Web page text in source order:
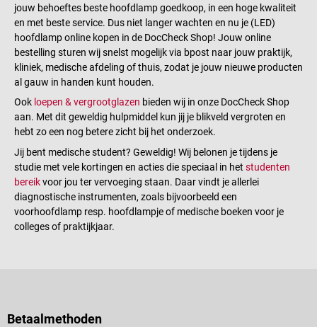
jouw behoeftes beste hoofdlamp goedkoop, in een hoge kwaliteit
en met beste service. Dus niet langer wachten en nu je (LED)
hoofdlamp online kopen in de DocCheck Shop! Jouw online
bestelling sturen wij snelst mogelijk via bpost naar jouw praktijk,
kliniek, medische afdeling of thuis, zodat je jouw nieuwe producten
al gauw in handen kunt houden.
Ook loepen & vergrootglazen bieden wij in onze DocCheck Shop
aan. Met dit geweldig hulpmiddel kun jij je blikveld vergroten en
hebt zo een nog betere zicht bij het onderzoek.
Jij bent medische student? Geweldig! Wij belonen je tijdens je
studie met vele kortingen en acties die speciaal in het studenten
bereikvoor jou ter vervoeging staan. Daar vindt je allerlei
diagnostische instrumenten, zoals bijvoorbeeld een
voorhoofdlamp resp. hoofdlampje of medische boeken voor je
colleges of praktijkjaar.
Betaalmethoden